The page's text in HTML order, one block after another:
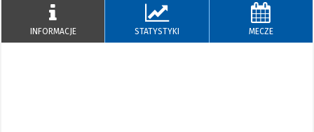
INFORMACJE STATYSTYKI MECZE